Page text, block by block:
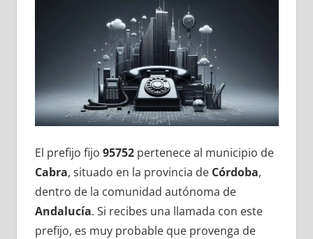
El prefijo fijo 95752pertenece al municipio dе
Cabra, situado en la provincia dе Córdoba,
dentro dе la comunidad autónoma dе
Andalucía. Si recibes una llamada сοn еstе
prefijo, es muy probable quе provenga dе